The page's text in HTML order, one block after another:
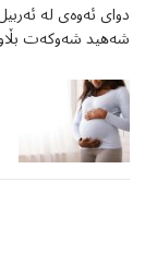
دوای ئەوەی لە
شەهید شەوکەت